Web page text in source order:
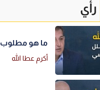
رأي
ما هو
أكرم عطا الله